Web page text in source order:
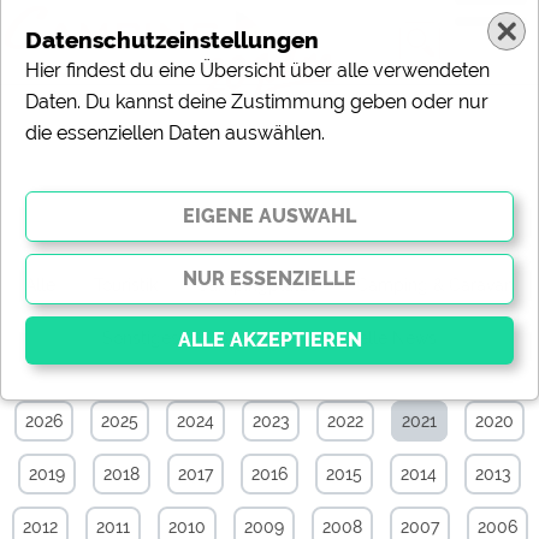
Campingplätze
Specials Aktuelle News
2026 2025 2024 2023 2022 2021 2020
2019 2018 2017 2016 2015 2014 2013
2012 2011 2010 2009 2008 2007 2006
Datenschutzeinstellungen
Hier findest du eine Übersicht über alle verwendeten
Daten. Du kannst deine Zustimmung geben oder nur
die essenziellen Daten auswählen.
Essenziell
Essenzielle Cookies ermöglichen grundlegende
Funktionen und sind für die einwandfreie Funktion der
werden Teile der Websitenicht funktionieren.